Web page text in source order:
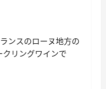
ランスのローヌ地方の
リングワインで